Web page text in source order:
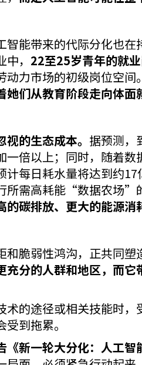
能带来的代际分化也在
， 22至25岁青年的就
力市场的初级岗位空间。
们从教育阶段走向体面
的生态成本。 据预测，
倍以上；同时，随着数
每日耗水量将达到约
所需高耗能“数据农场”
的碳排放、更大的能源消
脆弱性鸿沟，正共同塑
分的人群和地区，而它
的途径或相关技能时，
到拖累。
新一轮大分化：人工智